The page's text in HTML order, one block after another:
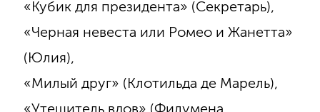
«Кубик для президента» (Секретарь),
«Черная невеста или Ромео и Жанетта»
(Юлия),
«Милый друг» (Клотильда де Марель),